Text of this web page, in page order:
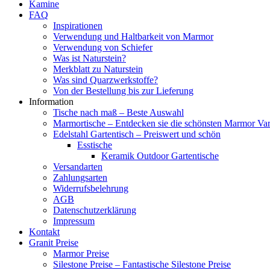
Kamine
FAQ
Inspirationen
Verwendung und Haltbarkeit von Marmor
Verwendung von Schiefer
Was ist Naturstein?
Merkblatt zu Naturstein
Was sind Quarzwerkstoffe?
Von der Bestellung bis zur Lieferung
Information
Tische nach maß – Beste Auswahl
Marmortische – Entdecken sie die schönsten Marmor
Edelstahl Gartentisch – Preiswert und schön
Esstische
Keramik Outdoor Gartentische
Versandarten
Zahlungsarten
Widerrufsbelehrung
AGB
Datenschutzerklärung
Impressum
Kontakt
Granit Preise
Marmor Preise
Silestone Preise – Fantastische Silestone Preise